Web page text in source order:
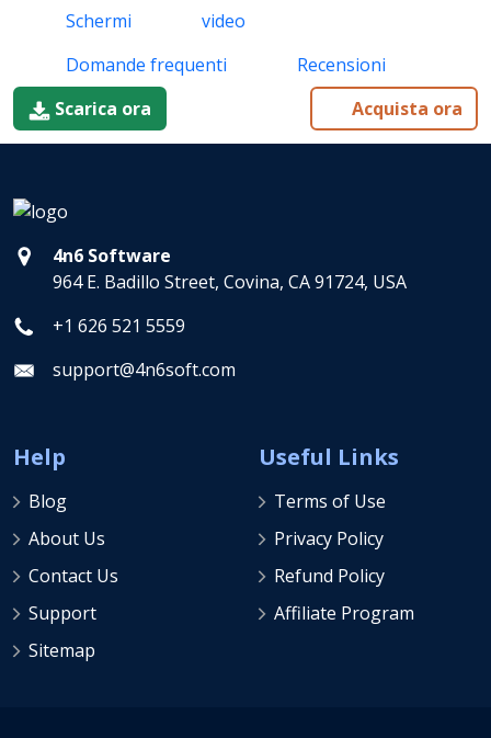
Schermi
video
Domande frequenti
Recensioni
Scarica ora
Acquista ora
4n6 Software
964 E. Badillo Street, Covina, CA 91724, USA
+1 626 521 5559
support@4n6soft.com
Help
Blog
About Us
Contact Us
Support
Sitemap
Useful Links
Terms of Use
Privacy Policy
Refund Policy
Affiliate Program